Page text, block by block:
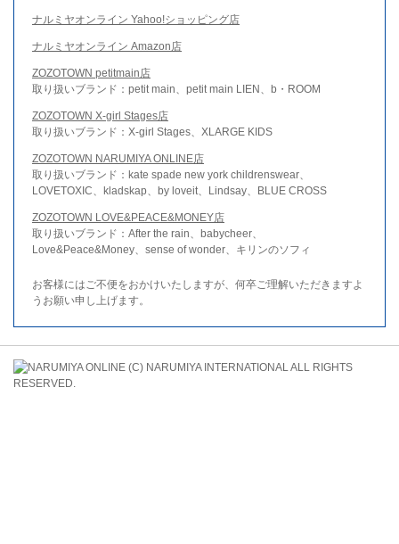
ナルミヤオンライン Yahoo!ショッピング店
ナルミヤオンライン Amazon店
ZOZOTOWN petitmain店
取り扱いブランド：petit main、petit main LIEN、b・ROOM
ZOZOTOWN X-girl Stages店
取り扱いブランド：X-girl Stages、XLARGE KIDS
ZOZOTOWN NARUMIYA ONLINE店
取り扱いブランド：kate spade new york childrenswear、
LOVETOXIC、kladskap、by loveit、Lindsay、BLUE CROSS
ZOZOTOWN LOVE&PEACE&MONEY店
取り扱いブランド：After the rain、babycheer、
Love&Peace&Money、sense of wonder、キリンのソフィ
お客様にはご不便をおかけいたしますが、何卒ご理解いただきますよ
うお願い申し上げます。